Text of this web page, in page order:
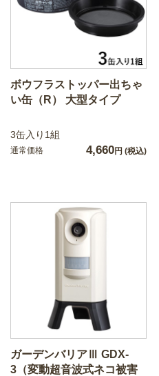
ボウフラストッパー出ちゃ
い缶（R） 大型タイプ
3缶入り1組
通常価格 4,660円 (税込)
ガーデンバリアⅢ GDX-
3（変動超音波式ネコ被害